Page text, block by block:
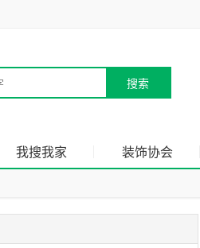
我搜我家 装饰协会